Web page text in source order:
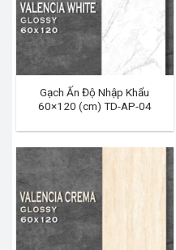
Gạch Ấn Độ Nhập Khẩu
60×120 (cm) TD-AP-04